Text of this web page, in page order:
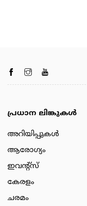
പ്രധാന ലിങ്കുകൾ
അറിയിപ്പുകള്‍
ആരോഗ്യം
ഇവന്റ്സ്
കേരളം
ചരമം